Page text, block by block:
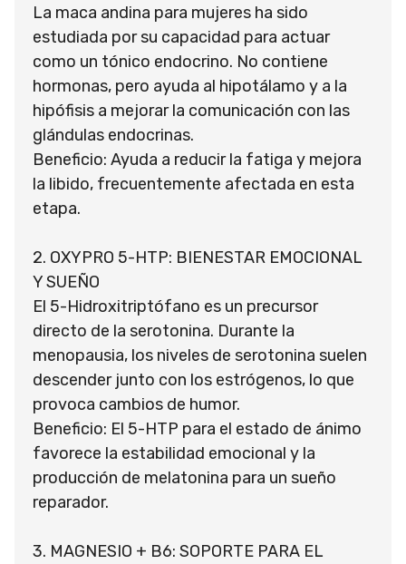
La maca andina para mujeres ha sido
estudiada por su capacidad para actuar
como un tónico endocrino. No contiene
hormonas, pero ayuda al hipotálamo y a la
hipófisis a mejorar la comunicación con las
glándulas endocrinas.
Beneficio: Ayuda a reducir la fatiga y mejora
la libido, frecuentemente afectada en esta
etapa.
2. OXYPRO 5-HTP: BIENESTAR EMOCIONAL
Y SUEÑO
El 5-Hidroxitriptófano es un precursor
directo de la serotonina. Durante la
menopausia, los niveles de serotonina suelen
descender junto con los estrógenos, lo que
provoca cambios de humor.
Beneficio: El 5-HTP para el estado de ánimo
favorece la estabilidad emocional y la
producción de melatonina para un sueño
reparador.
3. MAGNESIO + B6: SOPORTE PARA EL